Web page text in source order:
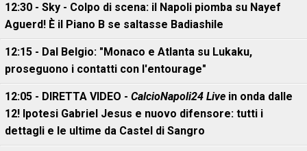
12:30 - Sky - Colpo di scena: il Napoli piomba su Nayef
Aguerd! È il Piano B se saltasse Badiashile
12:15 - Dal Belgio: "Monaco e Atlanta su Lukaku,
proseguono i contatti con l'entourage"
12:05 - DIRETTA VIDEO - CalcioNapoli24 Live in onda dalle
12! Ipotesi Gabriel Jesus e nuovo difensore: tutti i
dettagli e le ultime da Castel di Sangro